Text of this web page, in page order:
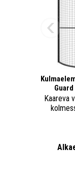
Kaareva